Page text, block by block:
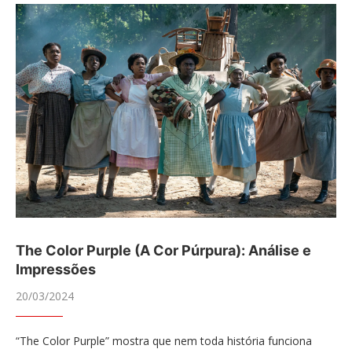
The Color Purple (A Cor Púrpura): Análise e
Impressões
20/03/2024
“The Color Purple” mostra que nem toda história funciona